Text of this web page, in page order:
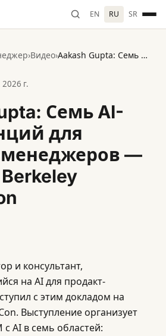
EN RU SR
›Видео› Aakash Gupta: Семь AI-компетенций для продакт-менеджеров — доклад в Berkeley ProductCon
г.
Семь AI-
для
—
и консультант,
на AI для продакт-
с этим докладом на
Выступление организует
AI в семь областей: